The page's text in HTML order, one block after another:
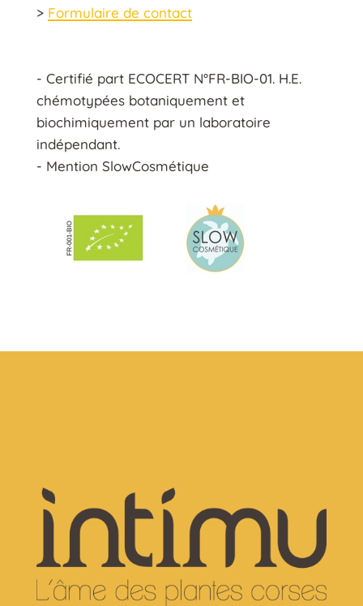
> Formulaire de contact
- Certifié part ECOCERT N°FR-BIO-01. H.E.
chémotypées botaniquement et
biochimiquement par un laboratoire
indépendant.
- Mention SlowCosmétique